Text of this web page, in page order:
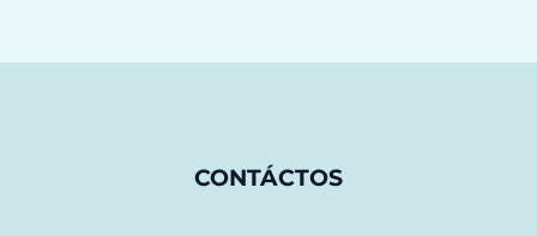
CONTÁCTOS